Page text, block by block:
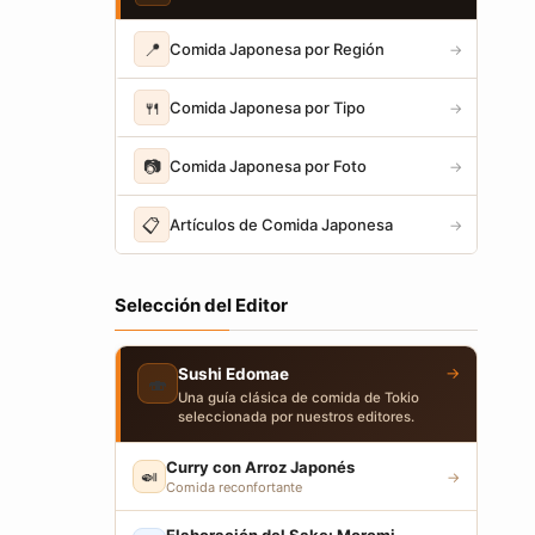
📍 Comida Japonesa por Región →
🍴 Comida Japonesa por Tipo →
📷 Comida Japonesa por Foto →
📋 Artículos de Comida Japonesa →
Selección del Editor
🍣 Sushi Edomae
Una guía clásica de comida de Tokio
seleccionada por nuestros editores.
→
🍛 Curry con Arroz Japonés
Comida reconfortante
→